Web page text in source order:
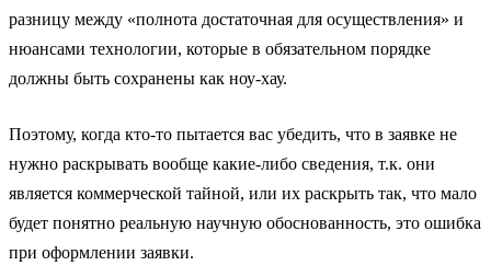
разницу между «полнота достаточная для осуществления» и
нюансами технологии, которые в обязательном порядке
должны быть сохранены как ноу-хау.
Поэтому, когда кто-то пытается вас убедить, что в заявке не
нужно раскрывать вообще какие-либо сведения, т.к. они
является коммерческой тайной, или их раскрыть так, что мало
будет понятно реальную научную обоснованность, это ошибка
при оформлении заявки.